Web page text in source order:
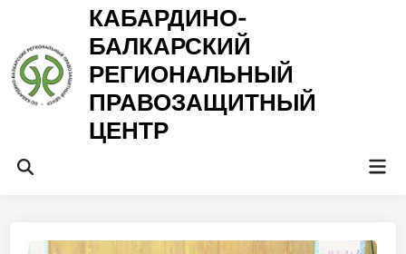
содержимому
КАБАРДИНО-
БАЛКАРСКИЙ
РЕГИОНАЛЬНЫЙ
ПРАВОЗАЩИТНЫЙ
ЦЕНТР
Открыть